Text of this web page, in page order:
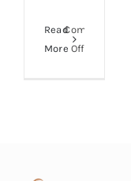
Read
More
Comments
Offon